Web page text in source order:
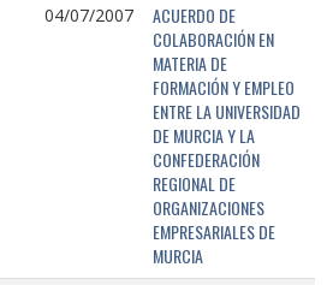
04/07/2007
ACUERDO DE
COLABORACIÓN EN
MATERIA DE
FORMACIÓN Y EMPLEO
ENTRE LA UNIVERSIDAD
DE MURCIA Y LA
CONFEDERACIÓN
REGIONAL DE
ORGANIZACIONES
EMPRESARIALES DE
MURCIA